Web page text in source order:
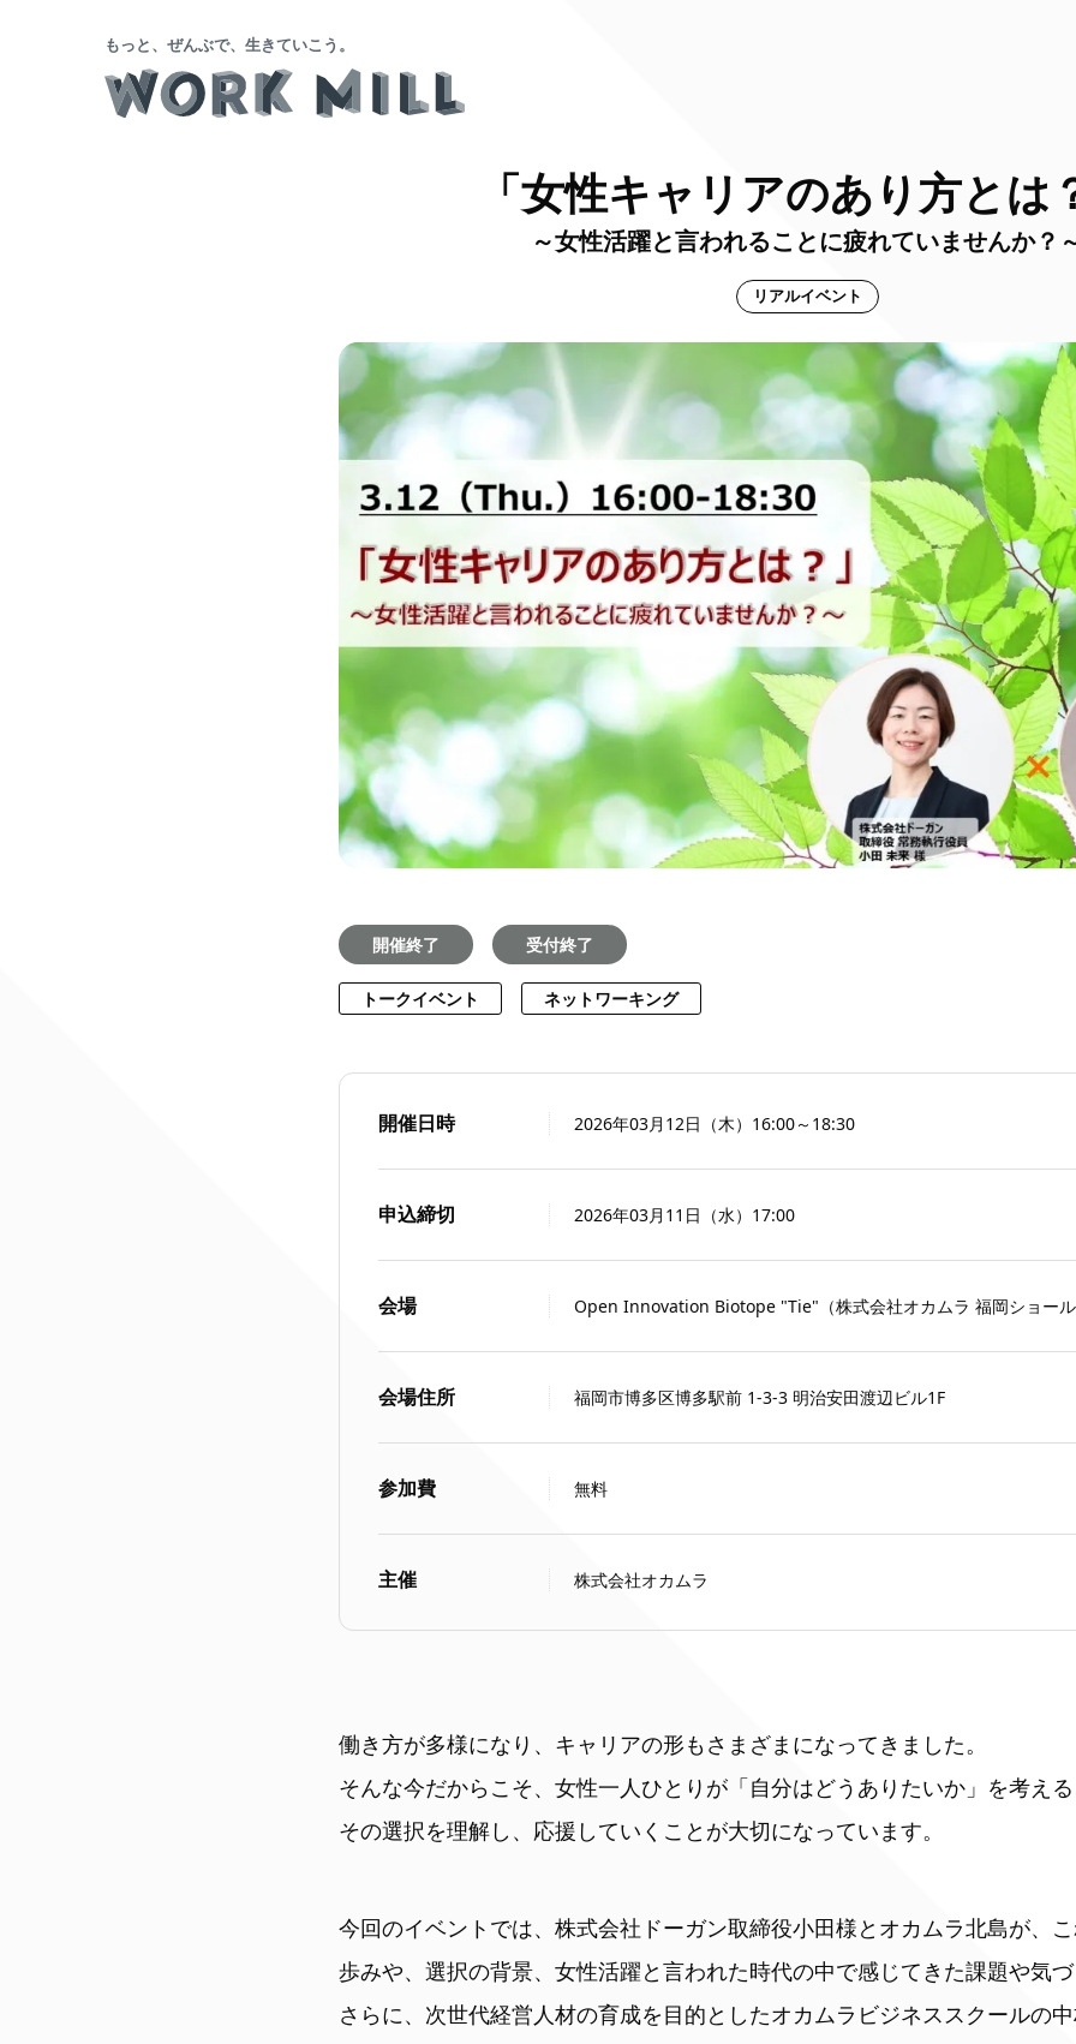
もっと、ぜんぶで、生きていこう。
「女性キャリアのあり方とは
～女性活躍と言われることに疲れていませんか？
リアルイベント
開催終了 受付終了
トークイベント ネットワーキング
開催日時 2026年03月12日（木）16:00～18:30
申込締切 2026年03月11日（水）17:00
会場 Open Innovation Biotope "Tie"（株式会社オカムラ 福岡ショール
会場住所 福岡市博多区博多駅前 1-3-3 明治安田渡辺ビル1F
参加費 無料
主催 株式会社オカムラ
働き方が多様になり、キャリアの形もさまざまになってきました。
そんな今だからこそ、女性一人ひとりが「自分はどうありたいか」を考え
その選択を理解し、応援していくことが大切になっています。
今回のイベントでは、株式会社ドーガン取締役小田様とオカムラ北島が、
歩みや、選択の背景、女性活躍と言われた時代の中で感じてきた課題や気づ
さらに、次世代経営人材の育成を目的としたオカムラビジネススクールの